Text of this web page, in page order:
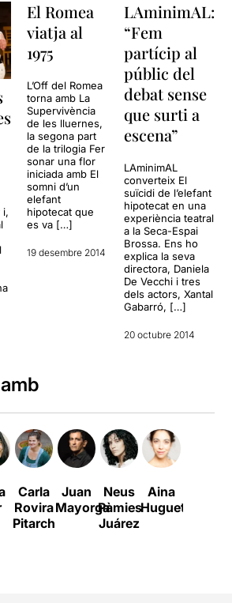
i,
El Romea
viatja al
1975
L’Off del Romea
torna amb La
Supervivència
de les lluernes,
la segona part
de la trilogia Fer
sonar una flor
iniciada amb El
somni d’un
elefant
hipotecat que
es va […]
19 desembre 2014
LAminimAL:
“Fem
partícip al
públic del
debat sense
que surti a
escena”
LAminimAL
converteix El
suïcidi de l’elefant
hipotecat en una
experiència teatral
a la Seca-Espai
Brossa. Ens ho
explica la seva
directora, Daniela
De Vecchi i tres
dels actors, Xantal
Gabarró, […]
20 octubre 2014
Carla
Rovira
Pitarch
Juan
Mayorga
Neus
Pàmies
Juárez
Aina
Huguet